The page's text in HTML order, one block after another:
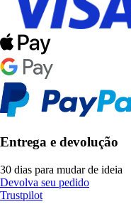
Entrega e devolução
30 dias para mudar de ideia
Devolva seu pedido
Trustpilot